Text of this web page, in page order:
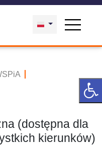
(dostępna dla
kierunków)